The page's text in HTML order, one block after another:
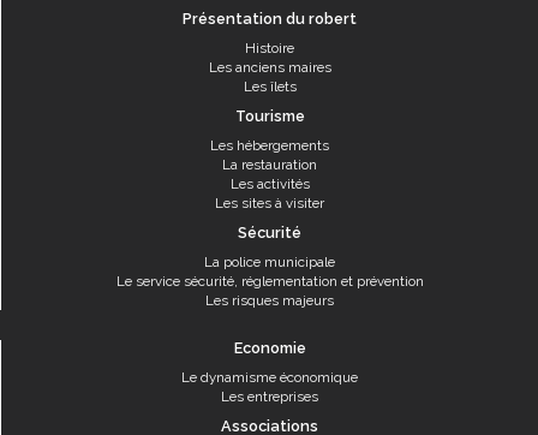
Présentation du robert
Histoire
Les anciens maires
Les îlets
Tourisme
Les hébergements
La restauration
Les activités
Les sites à visiter
Sécurité
La police municipale
Le service sécurité, réglementation et prévention
Les risques majeurs
Economie
Le dynamisme économique
Les entreprises
Associations